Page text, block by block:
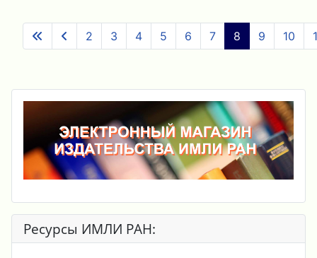
2 3 4 5 6 7 8 9 10
Ресурсы ИМЛИ РАН: